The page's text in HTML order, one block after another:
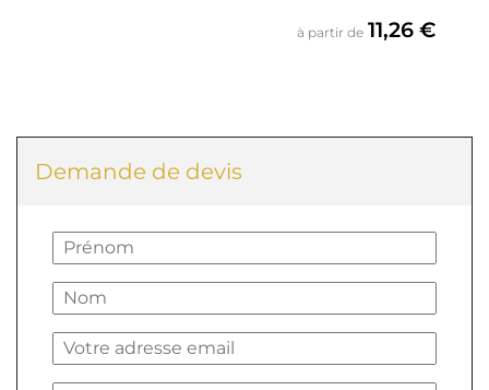
à partir de Prix
11,26 €
Demande de devis